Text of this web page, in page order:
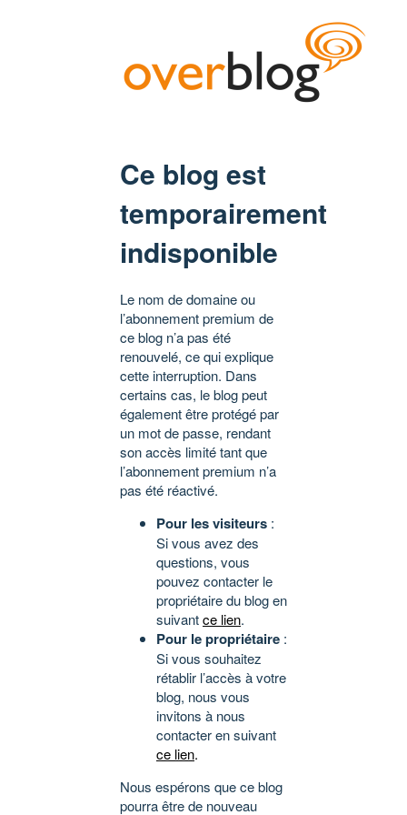
Ce blog est
temporairement
indisponible
Le nom de domaine ou
l’abonnement premium de
ce blog n’a pas été
renouvelé, ce qui explique
cette interruption. Dans
certains cas, le blog peut
également être protégé par
un mot de passe, rendant
son accès limité tant que
l’abonnement premium n’a
pas été réactivé.
Pour les visiteurs :
Si vous avez des
questions, vous
pouvez contacter le
propriétaire du blog en
suivantce lien.
Pour le propriétaire :
Si vous souhaitez
rétablir l’accès à votre
blog, nous vous
invitons à nous
contacter en suivant
ce lien.
Nous espérons que ce blog
pourra être de nouveau